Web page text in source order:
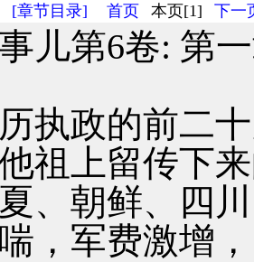
[章节目录] 首页 本页[1] 下一
儿第6卷: 第
政的前二十
祖上留传下
、朝鲜、四
，军费激增